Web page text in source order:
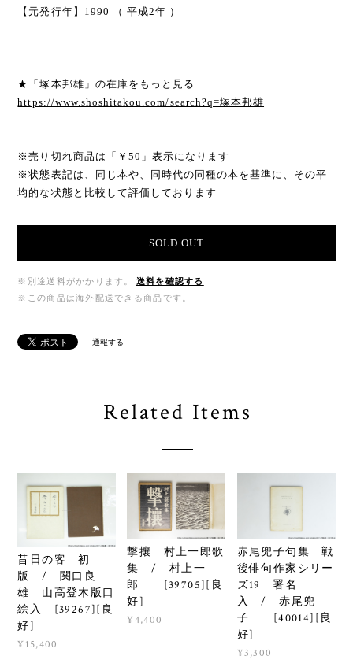
【元発行年】1990 （ 平成2年 ）
★「塚本邦雄」の在庫をもっと見る
https://www.shoshitakou.com/search?q=塚本邦雄
※売り切れ商品は「￥50」表示になります
※状態表記は、同じ本や、同時代の同種の本を基準に、その平
均的な状態と比較して評価しております
SOLD OUT
※別途送料がかかります。
送料を確認する
※この商品は海外配送できる商品です。
通報する
Related Items
昔日の客 初
版 / 関口良
雄 山高登木版口
絵入 [39267][良
好]
¥15,400
撃攘 村上一郎歌
集 / 村上一
郎 [39705][良
好]
¥4,400
赤尾兜子句集 戦
後俳句作家シリー
ズ19 署名
入 / 赤尾兜
子 [40014][良
好]
¥3,300